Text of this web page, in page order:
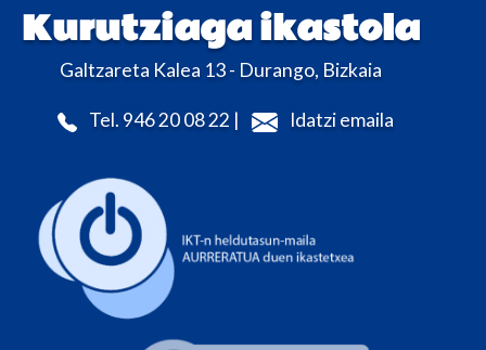
Kurutziaga ikastola
Galtzareta Kalea 13 - Durango, Bizkaia
Tel. 946 20 08 22 | Idatzi emaila